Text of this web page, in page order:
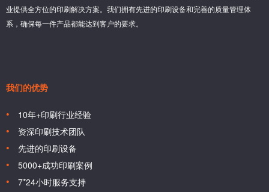
业提供全方位的印刷解决方案。我们拥有先进的印刷设备和完善的质量管理体
系，确保每一件产品都能达到客户的要求。
我们的优势
10年+印刷行业经验
资深印刷技术团队
先进的印刷设备
5000+成功印刷案例
7*24小时服务支持